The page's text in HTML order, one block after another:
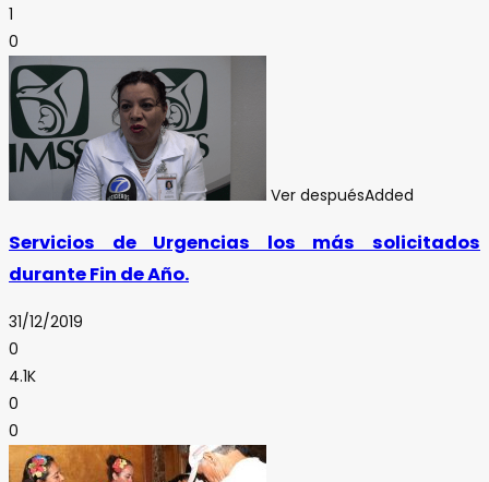
1
0
Ver despuésAdded
Servicios de Urgencias los más solicitados
durante Fin de Año.
31/12/2019
0
4.1K
0
0